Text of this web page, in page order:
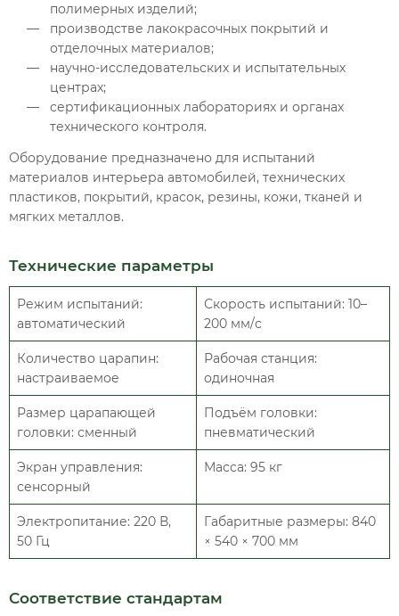
полимерных изделий;
производстве лакокрасочных покрытий и
отделочных материалов;
научно-исследовательских и испытательных
центрах;
сертификационных лабораториях и органах
технического контроля.
Оборудование предназначено для испытаний
материалов интерьера автомобилей, технических
пластиков, покрытий, красок, резины, кожи, тканей и
мягких металлов.
Технические параметры
Режим испытаний:
автоматический
Скорость испытаний: 10–
200 мм/с
Количество царапин:
настраиваемое
Рабочая станция:
одиночная
Размер царапающей
головки: сменный
Подъём головки:
пневматический
Экран управления:
сенсорный
Масса: 95 кг
Электропитание: 220 В,
50 Гц
Габаритные размеры: 840
× 540 × 700 мм
Соответствие стандартам